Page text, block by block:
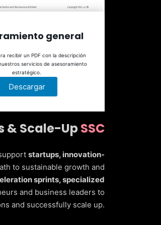
general
recibir un PDF con la descripción
servicios de asesoramiento
estratégico.
Descargar
& Scale-UpSSC
startups, innovation-
to sustainable growth and
sprints, specialized
and business leaders to
and successfully scale up.